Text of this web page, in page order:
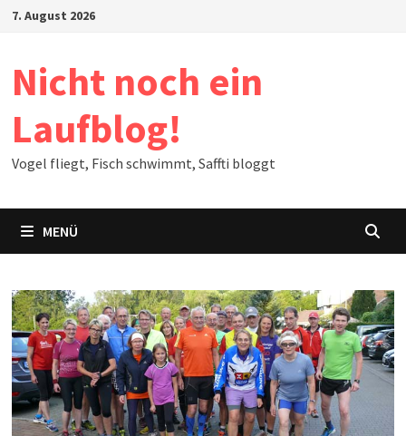
Zum7. August 2026
Nicht noch ein
Laufblog!
Vogel fliegt, Fisch schwimmt, Saffti bloggt
MENÜ